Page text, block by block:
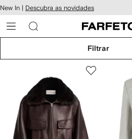
o
New In | Descubra as novidades
Filtrar